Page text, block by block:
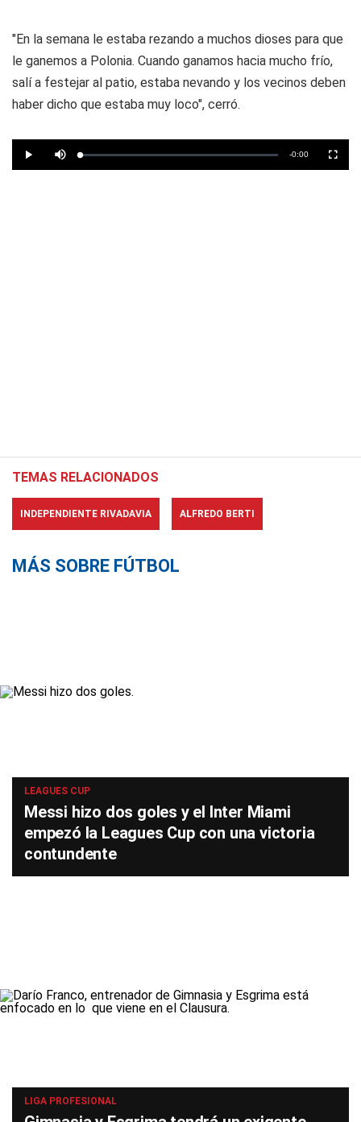
"En la semana le estaba rezando a muchos dioses para que
le ganemos a Polonia. Cuando ganamos hacia mucho frío,
salí a festejar al patio, estaba nevando y los vecinos deben
haber dicho que estaba muy loco", cerró.
TEMAS RELACIONADOS
INDEPENDIENTE RIVADAVIA ALFREDO BERTI
MÁS SOBRE FÚTBOL
LEAGUES CUP
Messi hizo dos goles y el Inter Miami
empezó la Leagues Cup con una victoria
contundente
LIGA PROFESIONAL